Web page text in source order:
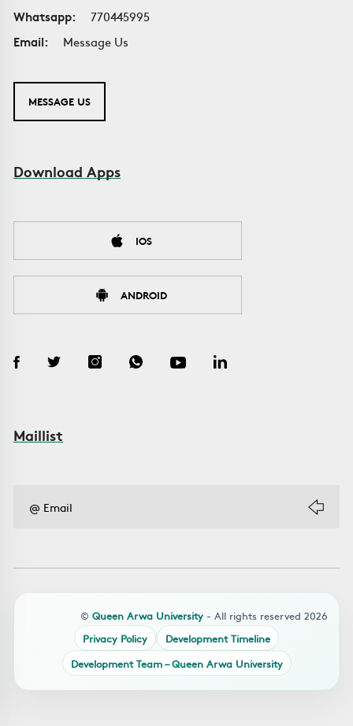
Whatsapp:
770445995
Email:
Message Us
MESSAGE US
Download Apps
IOS
ANDROID
Maillist
© Queen Arwa University - All rights reserved 2026
Privacy Policy
Development Timeline
Development Team – Queen Arwa University